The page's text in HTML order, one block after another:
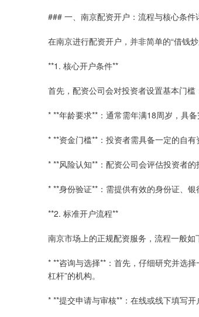
### 一、南京配资开户：流程与核心条件
在南京进行配资开户，并非简单的“借钱
**1. 核心开户条件**
首先，配资公司会对投资者设置基本门槛
* **年龄要求**：通常需年满18周岁，具
* **资金门槛**：投资者需具备一定的自
* **风险认知**：配资公司会评估投资者
* **身份验证**：需提供有效的身份证、银
**2. 标准开户流程**
南京市场上的正规配资服务，流程一般如
* **咨询与选择**：首先，仔细研究并选
杠杆”的机构。
* **提交申请与审核**：在线或线下填写